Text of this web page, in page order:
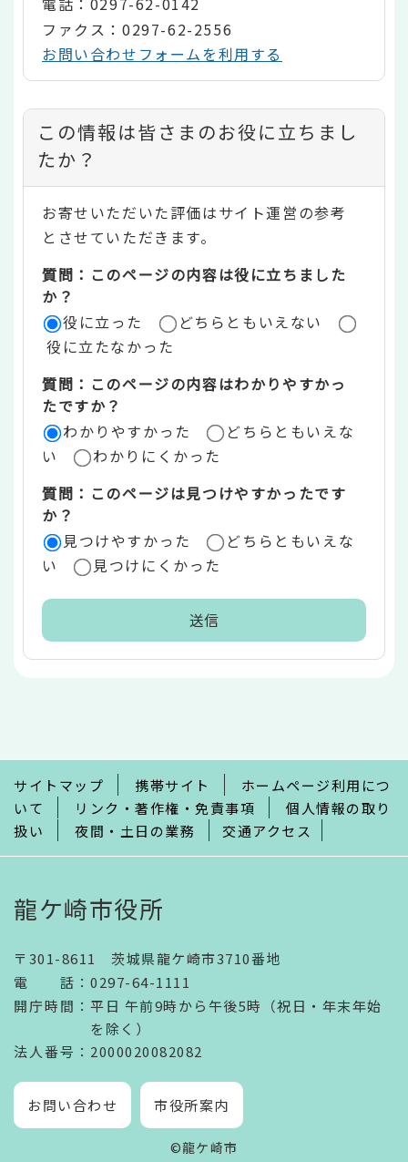
ファクス：0297-62-2556
お問い合わせフォームを利用する
コ
ン
テ
ン
ツ
評
価
リ
ア
この情報は皆さまのお役に立ちまし
たか？
お寄せいただいた評価はサイト運営の参考
とさせていただきます。
質問：このページの内容は役に立ちました
か？
役に立った
どちらともいえない
役に立たなかった
質問：このページの内容はわかりやすかっ
たですか？
わかりやすかった
どちらともいえな
い
わかりにくかった
質問：このページは見つけやすかったです
か？
見つけやすかった
どちらともいえな
い
見つけにくかった
で
サイトマップ 携帯サイト
ホームページ利用につ
いて
リンク・著作権・免責事項
個人情報の取り
扱い
夜間・土日の業務 交通アクセス
龍ケ崎市役所
〒301-8611 茨城県龍ケ崎市3710番地
電話 ： 0297-64-1111
開庁時間 ： 平日 午前9時から午後5時（祝日・年末年始
を除く）
法人番号 ：2000020082082
お問い合わせ 市役所案内
©龍ケ崎市